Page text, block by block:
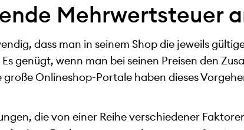
Mehrwertsteuer
dass man in seinem Shop die jeweils
genügt, wenn man bei seinen Preisen den
Onlineshop-Portale haben dieses
die von einer Reihe verschiedener